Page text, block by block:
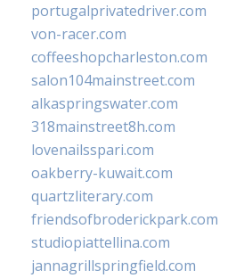
portugalprivatedriver.com
von-racer.com
coffeeshopcharleston.com
salon104mainstreet.com
alkaspringswater.com
318mainstreet8h.com
lovenailsspari.com
oakberry-kuwait.com
quartzliterary.com
friendsofbroderickpark.com
studiopiattellina.com
jannagrillspringfield.com